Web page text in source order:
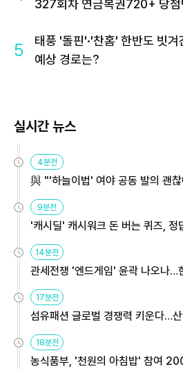
327회차 연금복권720+ 당첨
5
태풍 '돌핀'·'찬홈' 한반도 빗
예상 경로는?
실시간 뉴스
4분전
與 "'하늘이법' 여야 공동 발의 괜
9분전
'캐시딜' 캐시워크 돈 버는 퀴즈, 정
14분전
관세전쟁 '엔드게임' 윤곽 나오나…
용해야
17분전
섬유패션 글로벌 경쟁력 키운다…
원
18분전
농식품부, '천원의 아침밥' 참여